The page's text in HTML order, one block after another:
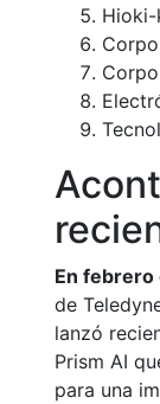
Hioki-
En febrero
de
lanzó
Prism AI
para una